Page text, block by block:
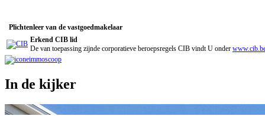
Plichtenleer van de vastgoedmakelaar
Erkend CIB lid
De van toepassing zijnde corporatieve beroepsregels CIB vindt U onder
In de kijker